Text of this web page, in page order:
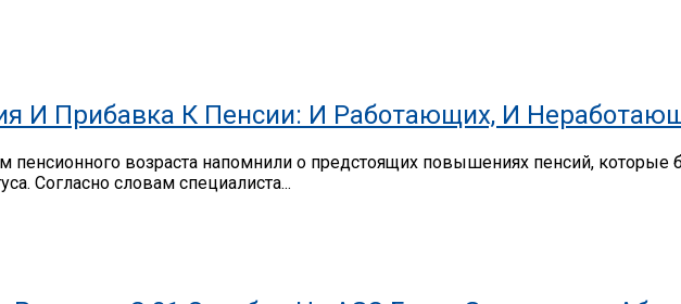
И Прибавка К Пенсии: И Работающих, И
пенсионного возраста напомнили о предстоящих повышениях пенсий, которые
Согласно словам специалиста...